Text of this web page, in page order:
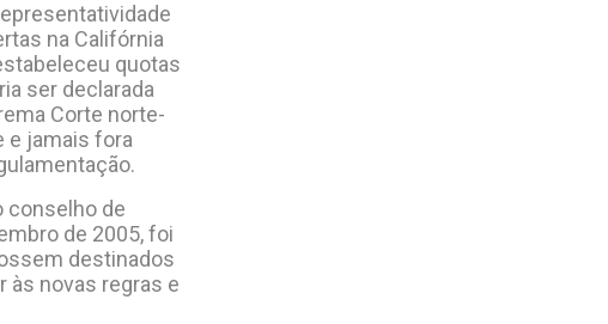
na Califórnia
quotas
ser declarada
Corte norte-
e jamais fora
conselho de
de 2005, foi
destinados
às novas regras e